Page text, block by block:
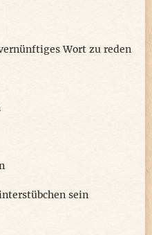
Wort zu reden
sein